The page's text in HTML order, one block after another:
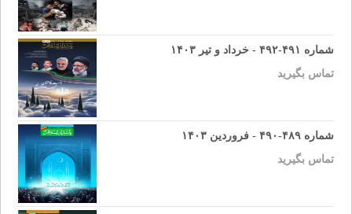
شماره ۴۹۱-۴۹۲ - خرداد و تیر ۱۴۰۳
تماس بگیرید
شماره ۴۸۹-۴۹۰ - فروردین ۱۴۰۳
تماس بگیرید